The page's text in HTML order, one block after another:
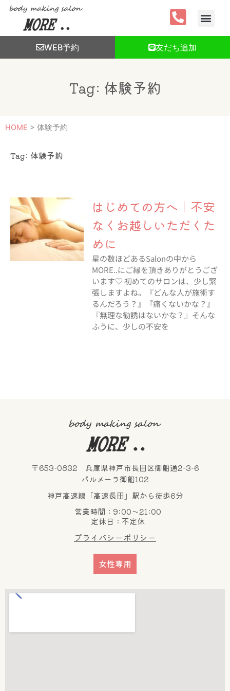
WEB予約 友だち追加
Tag: 体験予約
HOME > 体験予約
Tag: 体験予約
はじめての方へ｜不安
なくお越しいただくた
めに
星の数ほどあるSalonの中から
MORE..にご縁を頂きありがとうござ
います♡ 初めてのサロンは、少し緊
張しますよね。『どんな人が施術す
るんだろう？』『痛くないかな？』
『無理な勧誘はないかな？』そんな
ふうに、少しの不安を
〒653-0832 兵庫県神戸市長田区御船通2-3-6
パルメーラ御船102
神戸高速線「高速長田」駅から徒歩6分
営業時間：9:00～21:00
定休日：不定休
プライバシーポリシー
女性専用